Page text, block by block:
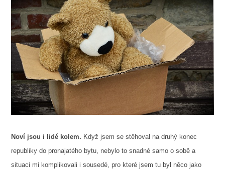
Noví jsou i lidé kolem. Když jsem se stěhoval na druhý konec
republiky do pronajatého bytu, nebylo to snadné samo o sobě a
situaci mi komplikovali i sousedé, pro které jsem tu byl něco jako